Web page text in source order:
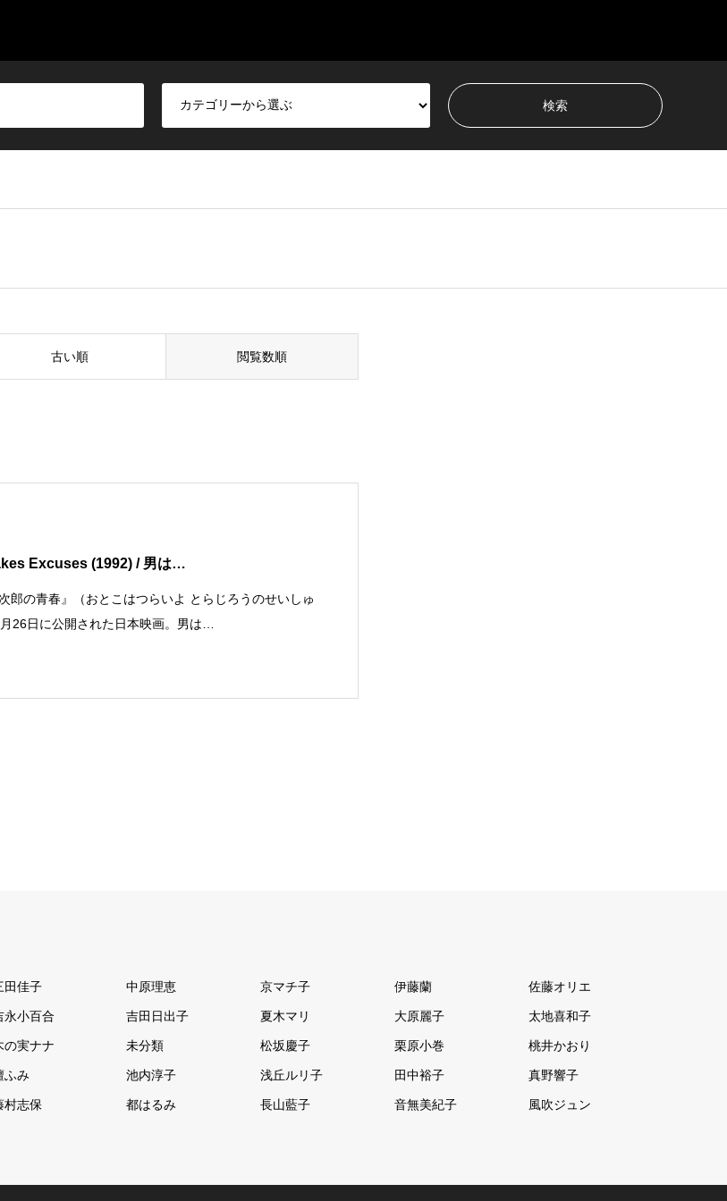
古い順 閲覧数順
Excuses (1992) / 男は…
郎の青春』（おとこはつらいよ とらじろうのせいしゅ
26日に公開された日本映画。男は…
田佳子 中原理恵 京マチ子 伊藤蘭 佐藤オリエ
永小百合 吉田日出子 夏木マリ 大原麗子 太地喜和子
の実ナナ 未分類 松坂慶子 栗原小巻 桃井かおり
ふみ 池内淳子 浅丘ルリ子 田中裕子 真野響子
村志保 都はるみ 長山藍子 音無美紀子 風吹ジュン